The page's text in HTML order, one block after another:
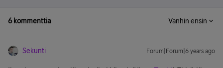
6 kommenttia Vanhin ensin
Sekunti Forum|Forum|6 years ago